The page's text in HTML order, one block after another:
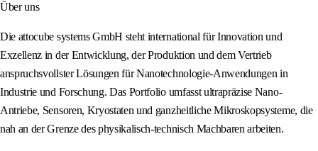
Über uns
Die attocube systems GmbH steht international für Innovation und
Exzellenz in der Entwicklung, der Produktion und dem Vertrieb
anspruchsvollster Lösungen für Nanotechnologie-Anwendungen in
Industrie und Forschung. Das Portfolio umfasst ultrapräzise Nano-
Antriebe, Sensoren, Kryostaten und ganzheitliche Mikroskopsysteme, die
nah an der Grenze des physikalisch-technisch Machbaren arbeiten.